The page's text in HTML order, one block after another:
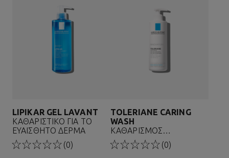
LIPIKAR GEL LAVANT
ΚΑΘΑΡΙΣΤΙΚΟ ΓΙΑ ΤΟ
ΕΥΑΙΣΘΗΤΟ ΔΕΡΜΑ
(0)
TOLERIANE CARING
WASH
ΚΑΘΑΡΙΣΜΟΣ
ΠΡΟΣΩΠΟΥ
(0)